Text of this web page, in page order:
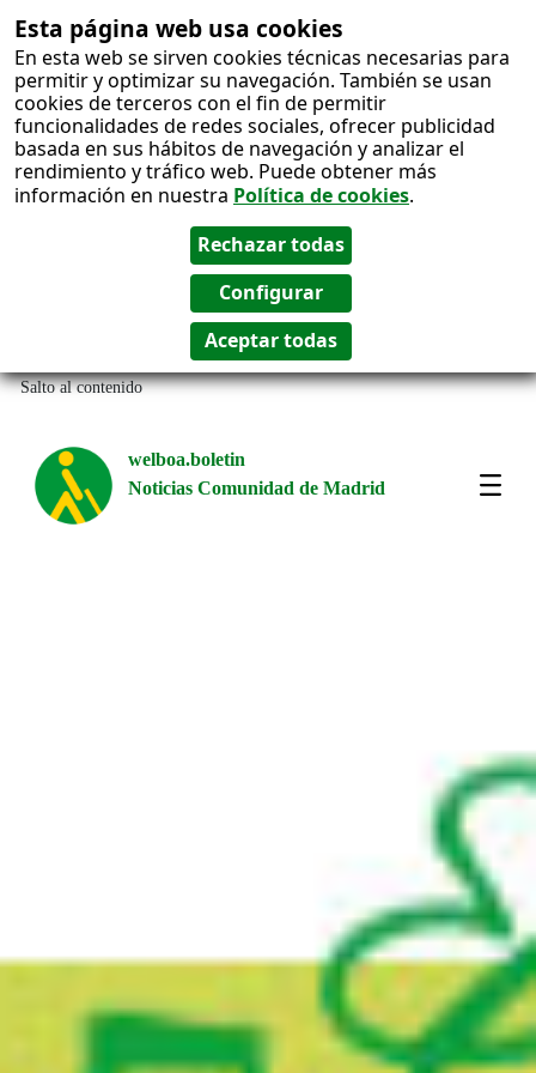
Esta página web usa cookies
En esta web se sirven cookies técnicas necesarias para
permitir y optimizar su navegación. También se usan
cookies de terceros con el fin de permitir
funcionalidades de redes sociales, ofrecer publicidad
basada en sus hábitos de navegación y analizar el
rendimiento y tráfico web. Puede obtener más
información en nuestra Política de cookies.
Salto al contenido
welboa.boletin
Noticias Comunidad de Madrid